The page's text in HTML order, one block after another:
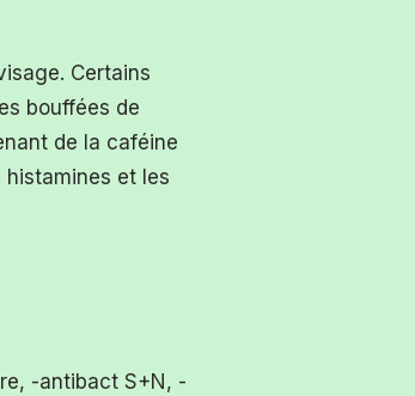
Certains
bouffées de
de la caféine
et les
-antibact S+N, -